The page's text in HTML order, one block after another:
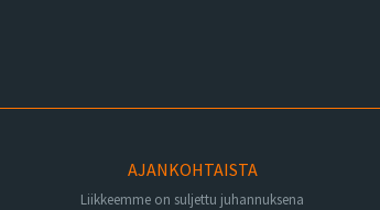
AJANKOHTAISTA
Liikkeemme on suljettu juhannuksena